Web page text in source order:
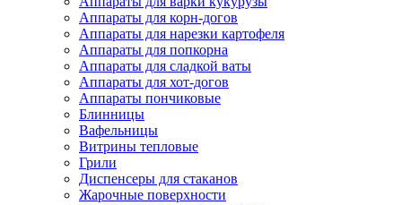
Аппараты для корн-догов
Аппараты для нарезки картофеля
Аппараты для попкорна
Аппараты для сладкой ваты
Аппараты для хот-догов
Аппараты пончиковые
Блинницы
Вафельницы
Витрины тепловые
Грили
Диспенсеры для стаканов
Жарочные поверхности